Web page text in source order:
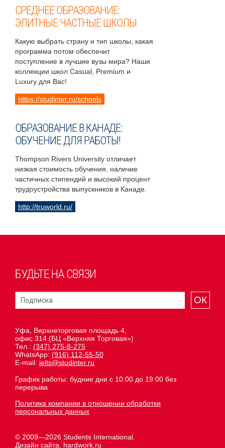
СРЕДНЕЕ ОБРАЗОВАНИЕ:
ЭЛИТНЫЕ ЧАСТНЫЕ ШКОЛЫ
Какую выбрать страну и тип школы, какая
программа потом обеспечит
поступление в лучшие вузы мира? Наши
коллекции школ Casual, Premium и
Luxury для Вас!
https://studinter.ru/schools
ОБРАЗОВАНИЕ В КАНАДЕ:
ОБУЧЕНИЕ ДЛЯ РАБОТЫ!
Thompson Rivers University отличает
низкая стоимость обучения, наличие
частичных стипендий и высокий процент
трудоустройства выпускников в Канаде.
http://truworld.ru/
БУДЬТЕ НА СВЯЗИ
ОК
Уфа, Верхнеторговая площадь 4,
офис 314 (БЦ «Верхняя Торговая»)
Тел.: (347) 275-8-275
WhatsApp: (916) 112-55-50
E-mail: ielts@studinter.ru
График работы: будние дни с 10:00 до 19:00 без
перерыва
Политика компании в отношении обработки
персональных данных
© 2009—2026 Students International.
Дизайн сайта: hardwork.ru